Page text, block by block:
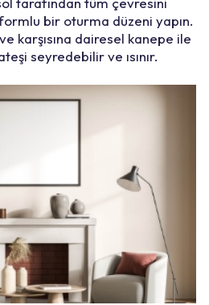
bir oturma düzeni yapın.
karşısına dairesel kanepe ile
seyredebilir ve ısınır.